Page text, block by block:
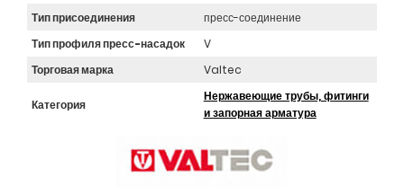
Тип присоединения
пресс-соединение
Тип профиля пресс-насадок
V
Торговая марка
Valtec
Категория
Нержавеющие трубы, фитинги
и запорная арматура